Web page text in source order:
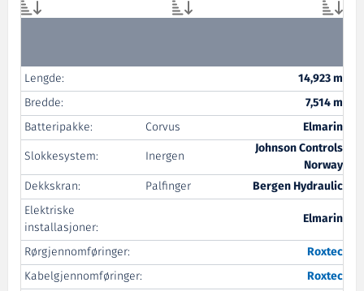
Lengde:
14,923 m
Bredde:
7,514 m
Batteripakke:
Corvus
Elmarin
Slokkesystem:
Inergen
Johnson Controls
Norway
Dekkskran:
Palfinger
Bergen Hydraulic
Elektriske
installasjoner:
Elmarin
Rørgjennomføringer:
Roxtec
Kabelgjennomføringer:
Roxtec